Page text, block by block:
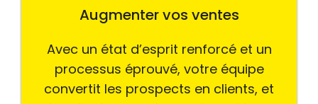
Augmenter vos ventes
Avec un état d’esprit renforcé et un
processus éprouvé, votre équipe
convertit les prospects en clients, et